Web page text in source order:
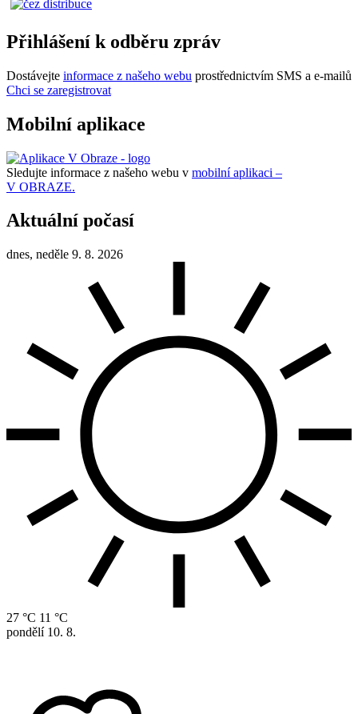
Přihlášení k odběru zpráv
Dostávejte informace z našeho webu prostřednictvím SMS a e-mailů
Chci se zaregistrovat
Mobilní aplikace
Sledujte informace z našeho webu v mobilní aplikaci –
V OBRAZE.
Aktuální počasí
dnes, neděle 9. 8. 2026
27 °C 11 °C
pondělí 10. 8.